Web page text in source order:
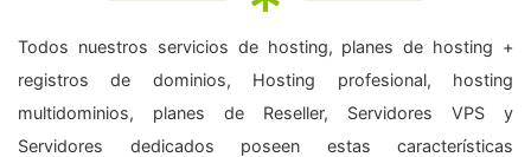
Todos nuestros servicios de hosting, planes de hosting +
registros de dominios, Hosting profesional, hosting
multidominios, planes de Reseller, Servidores VPS y
Servidores dedicados poseen estas características